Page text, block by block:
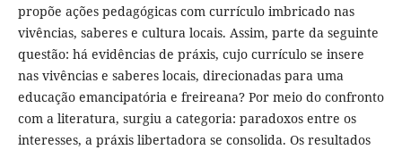
propõe ações pedagógicas com currículo imbricado nas
vivências, saberes e cultura locais. Assim, parte da seguinte
questão: há evidências de práxis, cujo currículo se insere
nas vivências e saberes locais, direcionadas para uma
educação emancipatória e freireana? Por meio do confronto
com a literatura, surgiu a categoria: paradoxos entre os
interesses, a práxis libertadora se consolida. Os resultados